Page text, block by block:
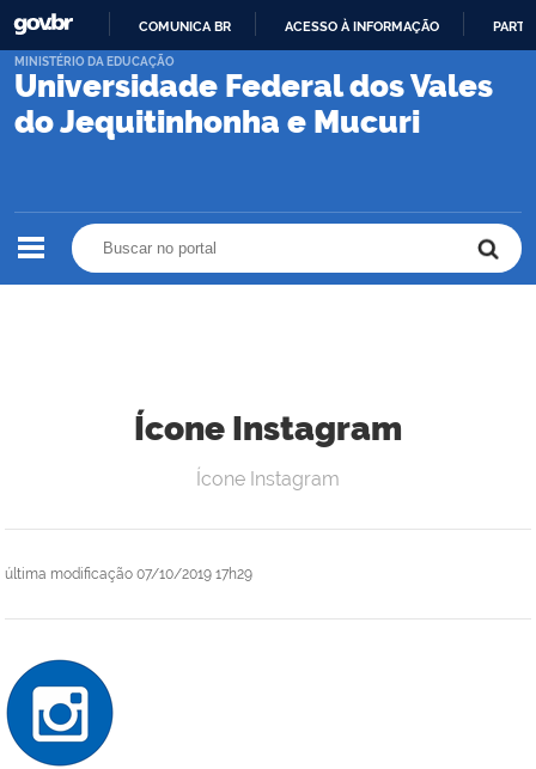
PARA
CONTEÚDO
COMUNICA BR ACESSO À INFORMAÇÃO
Universidade Federal dos Vales
do Jequitinhonha e Mucuri
MINISTÉRIO DA EDUCAÇÃO
Ícone Instagram
última modificação 07/10/2019 17h29
Ícone Instagram